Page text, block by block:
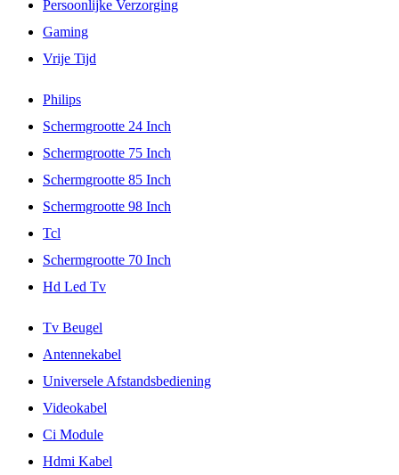
Persoonlijke Verzorging
Gaming
Vrije Tijd
Philips
Schermgrootte 24 Inch
Schermgrootte 75 Inch
Schermgrootte 85 Inch
Schermgrootte 98 Inch
Tcl
Schermgrootte 70 Inch
Hd Led Tv
Tv Beugel
Antennekabel
Universele Afstandsbediening
Videokabel
Ci Module
Hdmi Kabel